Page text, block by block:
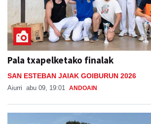
Pala txapelketako finalak
SAN ESTEBAN JAIAK GOIBURUN 2026
Aiurri abu 09, 19:01 ANDOAIN